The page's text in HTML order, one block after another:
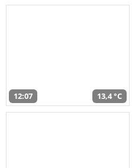
12:07 13,4 °C